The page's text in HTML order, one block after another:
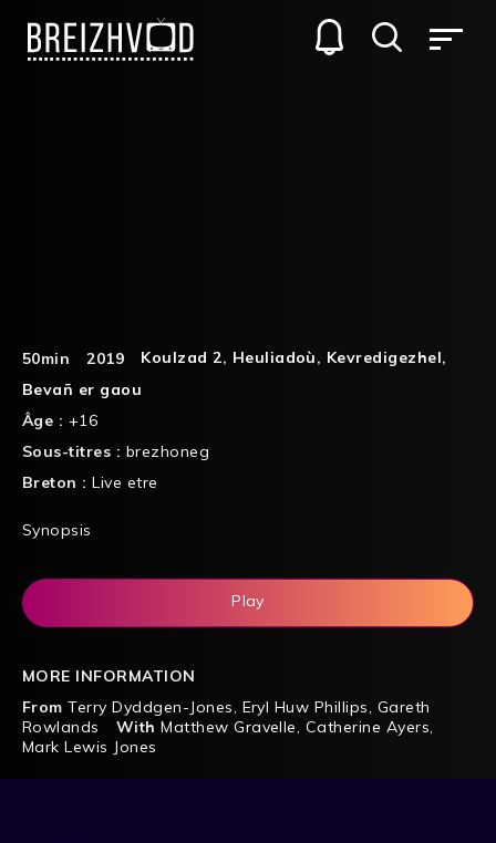
50min 2019 Koulzad 2, Heuliadoù, Kevredigezhel,
Bevañ er gaou
Âge : +16
Sous-titres : brezhoneg
Breton :Live etre
Synopsis
Play
MORE INFORMATION
From Terry Dyddgen-Jones, Eryl Huw Phillips, Gareth
Rowlands
With Matthew Gravelle, Catherine Ayers,
Mark Lewis Jones